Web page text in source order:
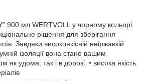
900 мл WERTVOLL у чорному кольорі
рішення для зберігання
Завдяки високоякісній неіржавкій
ізоляції вона стане вашим
як удома, так і в дорозі. • висока якість